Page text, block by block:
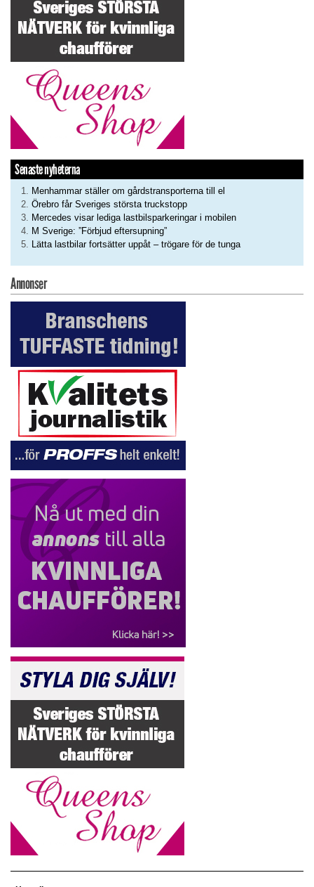
Senaste nyheterna
Menhammar ställer om gårdstransporterna till el
Örebro får Sveriges största truckstopp
Mercedes visar lediga lastbilsparkeringar i mobilen
M Sverige: ”Förbjud eftersupning”
Lätta lastbilar fortsätter uppåt – trögare för de tunga
Annonser